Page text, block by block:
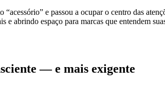
e passou a ocupar o centro das
abrindo espaço para marcas que entendem
— e mais exigente